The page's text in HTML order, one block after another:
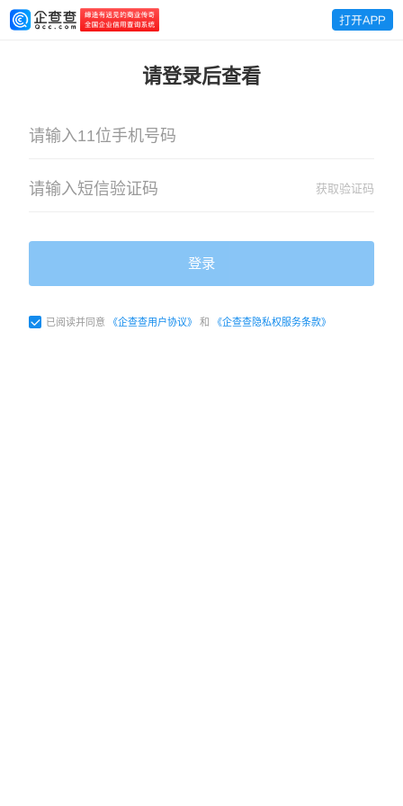
请登录后查看
获取验证码
登录
已阅读并同意 《企查查用户协议》 和 《企查查隐私权服务条款》